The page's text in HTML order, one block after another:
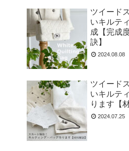
ツイード
いキルテ
成【完成
訣】
2024.08.08
ツイード
いキルテ
ります【
2024.07.25